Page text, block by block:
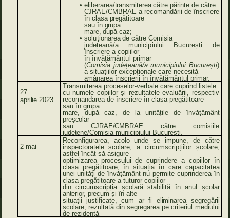
•eliberarea/transmiterea către părinte de către
CJRAE/CMBRAE a recomandăriide înscriere
în clasa pregătitoare
sau în grupa
mare, dupăcaz;
•soluționarea decătre Comisia
județeană/a municipiului București de
înscriere acopiilor
în învățământul primar
(Comisia județeană/amunicipiului București)
a situațiilor excepționalecare necesită
amânareaînscrierii în învățământul primar.
27
aprilie 2023
Transmiterea proceselor-verbale care cuprind listele
cu numele copiilor și rezultatele evaluării, respectiv
recomandarea de înscriere în clasa pregătitoare
sau în grupa
mare,dupăcaz, de la unitățile de învățământ
preșcolar
sauCJRAE/CMBRAE către comisiile
județene/Comisiamunicipiului București.
2 mai
Reconfigurarea, acolo unde se impune, de către
inspectoratele școlare, a circumscripțiilor școlare,
astfel încât să asigure
optimizarea procesului de cuprindere a copiilor în
clasa pregătitoare, în situația în carecapacitatea
unei unități de învățământ nu permite cuprinderea în
clasa pregătitoare a tuturor copiilor
dincircumscripția școlară stabilită înanul școlar
anterior, precum și înalte
situațiijustificate, cum arfi eliminareasegregării
școlare, rezultatădinsegregarea pe criteriul mediului
derezidență